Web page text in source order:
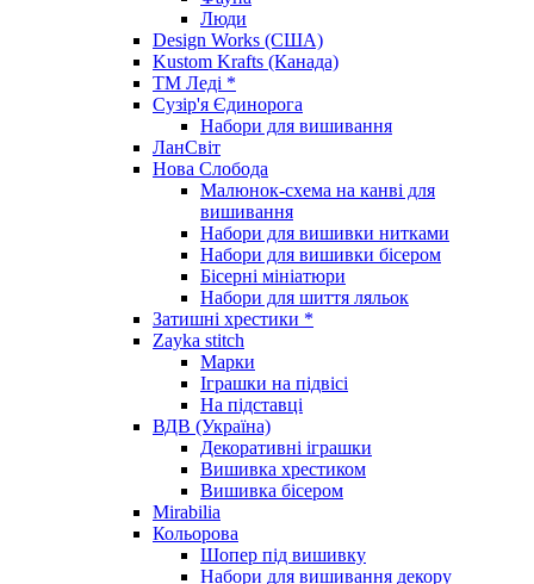
Люди
Design Works (США)
Kustom Krafts (Канада)
ТМ Леді *
Сузір'я Єдинорога
Набори для вишивання
ЛанСвіт
Нова Слобода
Малюнок-схема на канві для
вишивання
Набори для вишивки нитками
Набори для вишивки бісером
Бісерні мініатюри
Набори для шиття ляльок
Затишні хрестики *
Zayka stitch
Марки
Іграшки на підвісі
На підставці
ВДВ (Україна)
Декоративні іграшки
Вишивка хрестиком
Вишивка бісером
Mirabilia
Кольорова
Шопер під вишивку
Набори для вишивання декору